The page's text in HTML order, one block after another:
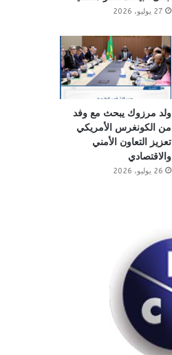
27 يوليو، 2026
ولد مرزوك يبحث مع وفد
من الكونغرس الأمريكي
تعزيز التعاون الأمني
والاقتصادي
26 يوليو، 2026